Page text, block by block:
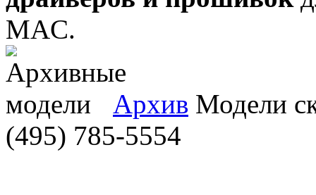
MAC.
Архив Модели
(495) 785-5554